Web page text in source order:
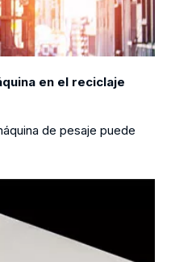
en el reciclaje
de pesaje puede